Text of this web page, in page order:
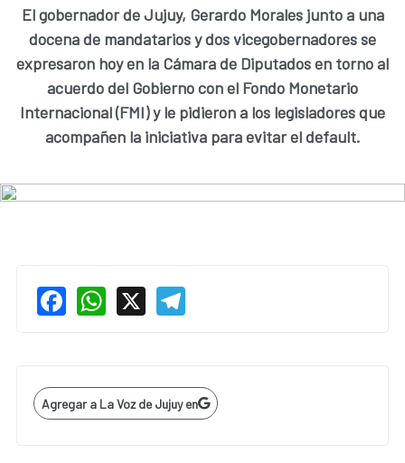
El gobernador de Jujuy, Gerardo Morales junto a una
docena de mandatarios y dos vicegobernadores se
expresaron hoy en la Cámara de Diputados en torno al
acuerdo del Gobierno con el Fondo Monetario
Internacional (FMI) y le pidieron a los legisladores que
acompañen la iniciativa para evitar el default.
Facebook
WhatsApp
X
Agregar a La Voz de Jujuy en